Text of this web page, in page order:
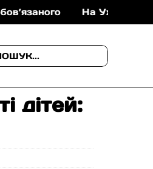
поліція
дітей: